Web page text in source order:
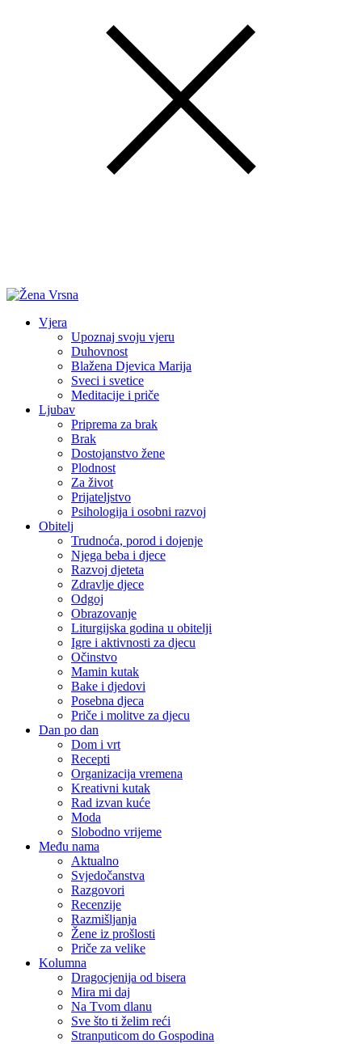
Vjera
Upoznaj svoju vjeru
Duhovnost
Blažena Djevica Marija
Sveci i svetice
Meditacije i priče
Ljubav
Priprema za brak
Brak
Dostojanstvo žene
Plodnost
Za život
Prijateljstvo
Psihologija i osobni razvoj
Obitelj
Trudnoća, porod i dojenje
Njega beba i djece
Razvoj djeteta
Zdravlje djece
Odgoj
Obrazovanje
Liturgijska godina u obitelji
Igre i aktivnosti za djecu
Očinstvo
Mamin kutak
Bake i djedovi
Posebna djeca
Priče i molitve za djecu
Dan po dan
Dom i vrt
Recepti
Organizacija vremena
Kreativni kutak
Rad izvan kuće
Moda
Slobodno vrijeme
Među nama
Aktualno
Svjedočanstva
Razgovori
Recenzije
Razmišljanja
Žene iz prošlosti
Priče za velike
Kolumna
Dragocjenija od bisera
Mira mi daj
Na Tvom dlanu
Sve što ti želim reći
Stranputicom do Gospodina